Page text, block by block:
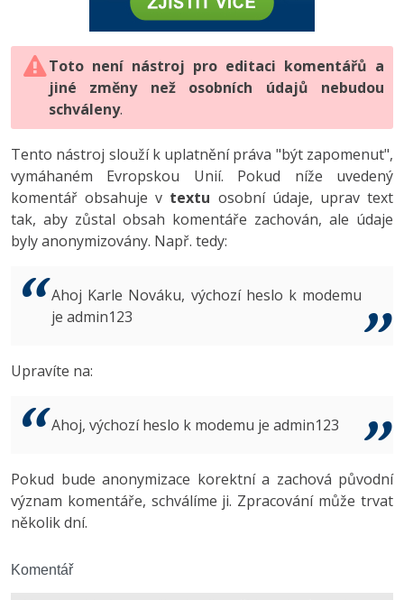
HTML5, CSS3, Bootstrap, SEO
SQL a databáze
Testování a verzování
UML a návrhové vzory
React
Spring
ASP.NET MVC
Best practices
PHP
JavaScript
Python
HTML / CSS
UML a návrhové vzory
MySQL/MariaDB
MS-SQL
Vývojář mobilních aplikací
C# Game developer
Tester
Systémový administrátor
3D grafik
Copywriter
WordPress specialista
-80%
JavaScript -80%
PHP -80%
Swift -80%
Kotlin -80%
VB.NET
Algoritmy -41%
Umělá inteligence (AI) -10%
Digitální gramotnost
Marketing
WordPress
SEO
UX
Business
Copywriting
Windows
Photoshop -80%
Adobe Illustrator -80%
Adobe Lightroom
Adobe XD
Adobe InDesign -25%
Adobe After Effects
Inkscape
Fórum
Toto není nástroj pro editaci komentářů a
jiné změny než osobních údajů nebudou
schváleny.
Tento nástroj slouží k uplatnění práva "být zapomenut",
vymáhaném Evropskou Unií. Pokud níže uvedený
komentář obsahuje v textu osobní údaje, uprav text
tak, aby zůstal obsah komentáře zachován, ale údaje
byly anonymizovány. Např. tedy:
Ahoj Karle Nováku, výchozí heslo k modemu
je admin123
Upravíte na:
Ahoj, výchozí heslo k modemu je admin123
Pokud bude anonymizace korektní a zachová původní
význam komentáře, schválíme ji. Zpracování může trvat
několik dní.
Komentář